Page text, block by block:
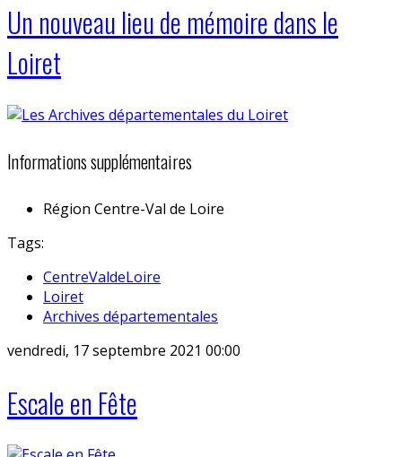
Un nouveau lieu de mémoire dans le
Loiret
Informations supplémentaires
Région Centre-Val de Loire
Tags:
CentreValdeLoire
Loiret
Archives départementales
vendredi, 17 septembre 2021 00:00
Escale en Fête